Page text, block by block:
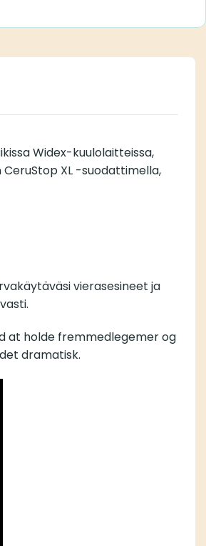
Widex-kuulolaitteissa,
XL -suodattimella,
vierasesineet ja
at holde fremmedlegemer og
dramatisk.